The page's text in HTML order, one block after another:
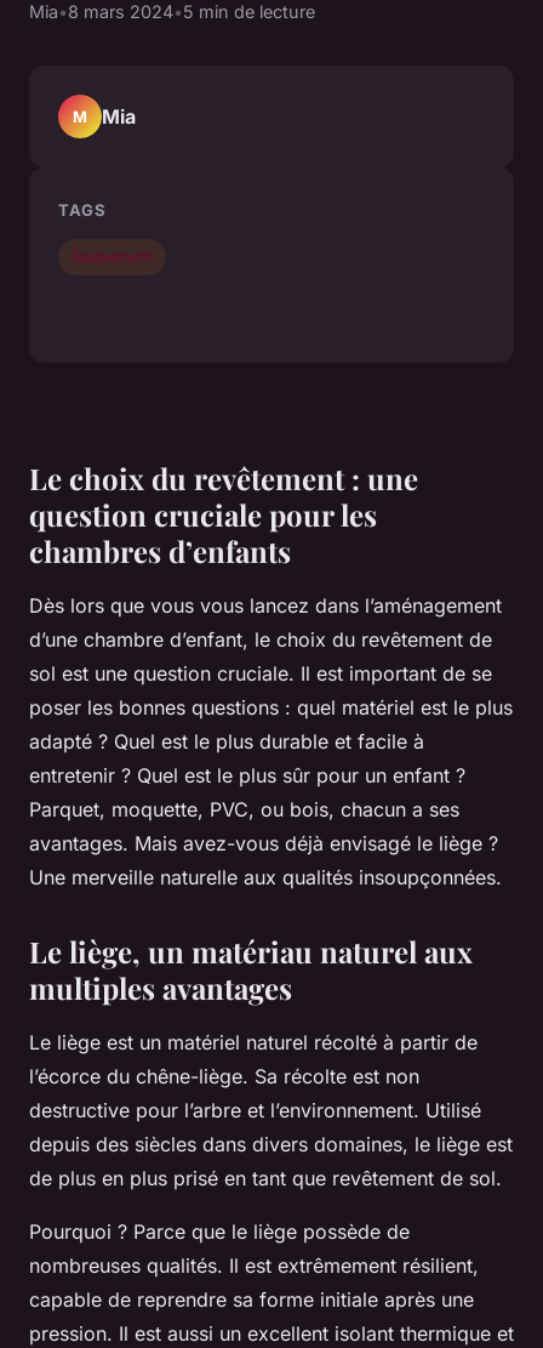
Mia•8 mars 2024•5 min de lecture
Le choix du revêtement : une
question cruciale pour les
chambres d’enfants
Dès lors que vous vous lancez dans l’aménagement
d’une chambre d’enfant, le choix du revêtement de
sol est une question cruciale. Il est important de se
poser les bonnes questions : quel matériel est le plus
adapté ? Quel est le plus durable et facile à
entretenir ? Quel est le plus sûr pour un enfant ?
Parquet, moquette, PVC, ou bois, chacun a ses
avantages. Mais avez-vous déjà envisagé le liège ?
Une merveille naturelle aux qualités insoupçonnées.
Le liège, un matériau naturel aux
multiples avantages
Le liège est un matériel naturel récolté à partir de
l’écorce du chêne-liège. Sa récolte est non
destructive pour l’arbre et l’environnement. Utilisé
depuis des siècles dans divers domaines, le liège est
de plus en plus prisé en tant que revêtement de sol.
Pourquoi ? Parce que le liège possède de
nombreuses qualités. Il est extrêmement résilient,
capable de reprendre sa forme initiale après une
pression. Il est aussi un excellent isolant thermique et
M Mia
TAGS
Équipement